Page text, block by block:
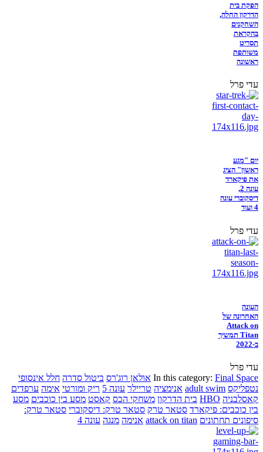
הפקת בית
הדרקון החלה,
השחקנים
בהקראת
תסריט
משותפת
ראשונה
עדי פרל
יום "מגע
ראשון" הציג
את פיקארד
עונה 2,
דיסקוברי עונה
4 ועוד
עדי פרל
העונה
האחרונה של
Attack on
Titan תמשיך
ב-2022
עדי פרל
In this category: Final Space אולאן רוג'רס ביטול סדרה חלל אינסופי
נטפליקס adult swim אנימציה טריילר עונה 5 ריק ומורטי אימה ערפדים
קאסלבניה HBO בית הדרקון משחקי הכס קאסט מסע בין כוכבים מסע
בין כוכבים: פיקארד סטאר טרק סטאר טרק: דיסקוברי סטאר טרק:
סיפונים תחתונים attack on titan אנימה מנגה עונה 4